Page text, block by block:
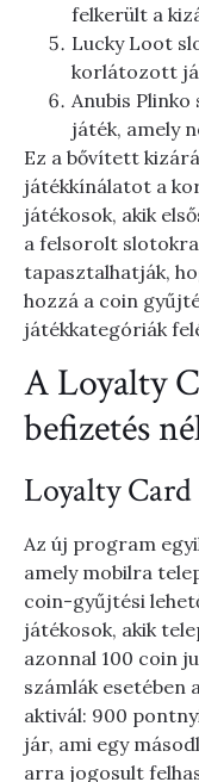
felkerült a
Lucky Loot
korlátozott
Anubis
játék, amely
Ez a bővített
játékkínálatot a
játékosok, akik
a felsorolt
tapasztalhatják,
hozzá a coin
játékkategóriák
A Loyalty
befizetés
Loyalty
Az új program
amely mobilra
coin-gyűjtési
játékosok, akik
azonnal 100 coin
számlák esetében
aktivál: 900
jár, ami egy
arra jogosult